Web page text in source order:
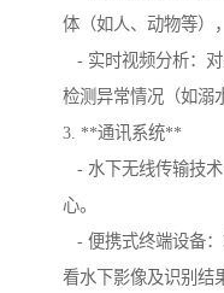
体（如人、动物等）
- 实时视频分析：
检测异常情况（如溺
3. **通讯系统**
- 水下无线传输技
心。
- 便携式终端设备
看水下影像及识别结